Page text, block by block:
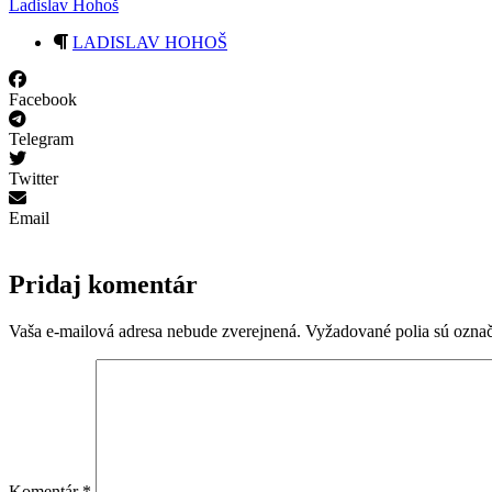
Ladislav Hohoš
LADISLAV HOHOŠ
Facebook
Telegram
Twitter
Email
Pridaj komentár
Vaša e-mailová adresa nebude zverejnená. Vyžadované polia sú